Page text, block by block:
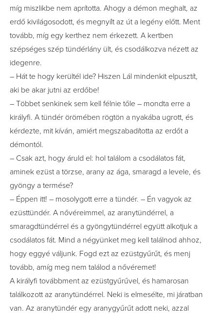
míg miszlikbe nem aprította. Ahogy a démon meghalt, az
erdő kivilágosodott, és megnyílt az út a legény előtt. Ment
tovább, míg egy kerthez nem érkezett. A kertben
szépséges szép tündérlány ült, és csodálkozva nézett az
idegenre.
– Hát te hogy kerültél ide? Hiszen Lál mindenkit elpusztít,
aki be akar jutni az erdőbe!
– Többet senkinek sem kell félnie tőle – mondta erre a
királyfi. A tündér örömében rögtön a nyakába ugrott, és
kérdezte, mit kíván, amiért megszabadította az erdőt a
démontól.
– Csak azt, hogy áruld el: hol találom a csodálatos fát,
aminek ezüst a törzse, arany az ága, smaragd a levele, és
gyöngy a termése?
– Éppen itt! – mosolygott erre a tündér. – Én vagyok az
ezüsttündér. A nővéreimmel, az aranytündérrel, a
smaragdtündérrel és a gyöngytündérrel együtt alkotjuk a
csodálatos fát. Mind a négyünket meg kell találnod ahhoz,
hogy eggyé váljunk. Fogd ezt az ezüstgyűrűt, és menj
tovább, amíg meg nem találod a nővéremet!
A királyfi továbbment az ezüstgyűrűvel, és hamarosan
találkozott az aranytündérrel. Neki is elmesélte, mi járatban
van. Az aranytündér egy aranygyűrűt adott neki, azzal